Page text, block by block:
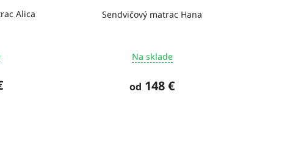
Alica Sendvičový matrac Hana
Na sklade
od 148 €